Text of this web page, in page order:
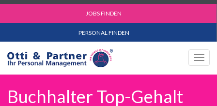
JOBS FINDEN
PERSONAL FINDEN
Buchhalter Top-Gehalt